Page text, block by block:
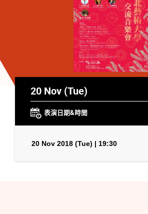
20 Nov (Tue)
表演日期&時間
20 Nov 2018 (Tue) | 19:30